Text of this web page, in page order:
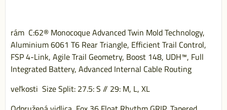
rám C:62® Monocoque Advanced Twin Mold Technology,
Aluminium 6061 T6 Rear Triangle, Efficient Trail Control,
FSP 4-Link, Agile Trail Geometry, Boost 148, UDH™, Full
Integrated Battery, Advanced Internal Cable Routing
veľkosti Size Split: 27.5: S // 29: M, L, XL